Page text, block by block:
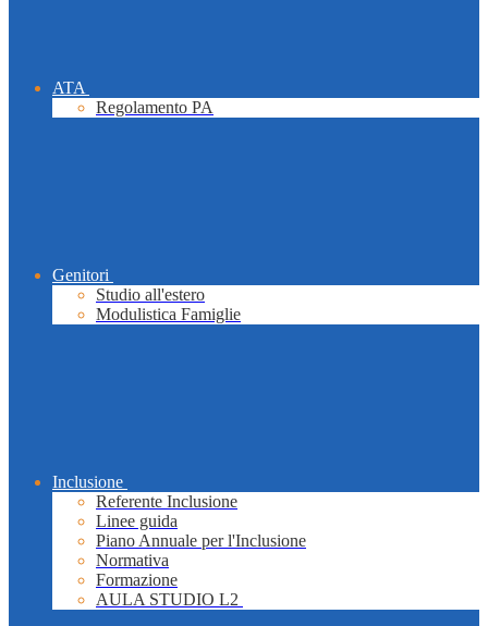
ATA
Regolamento PA
Genitori
Studio all'estero
Modulistica Famiglie
Inclusione
Referente Inclusione
Linee guida
Piano Annuale per l'Inclusione
Normativa
Formazione
AULA STUDIO L2